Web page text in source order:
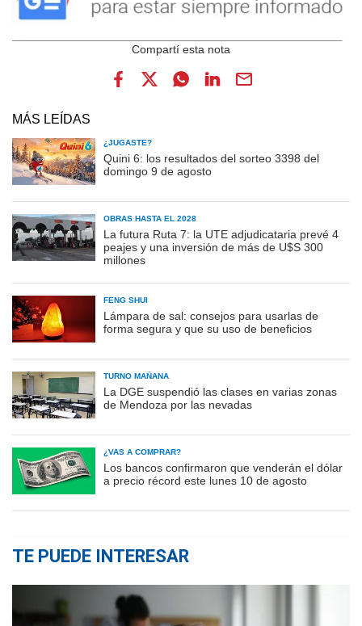
MÁS LEÍDAS
¿JUGASTE?
Quini 6: los resultados del sorteo 3398 del
domingo 9 de agosto
OBRAS HASTA EL 2028
La futura Ruta 7: la UTE adjudicataria prevé 4
peajes y una inversión de más de U$S 300
millones
FENG SHUI
Lámpara de sal: consejos para usarlas de
forma segura y que su uso de beneficios
TURNO MAÑANA
La DGE suspendió las clases en varias zonas
de Mendoza por las nevadas
¿VAS A COMPRAR?
Los bancos confirmaron que venderán el dólar
a precio récord este lunes 10 de agosto
TE PUEDE INTERESAR